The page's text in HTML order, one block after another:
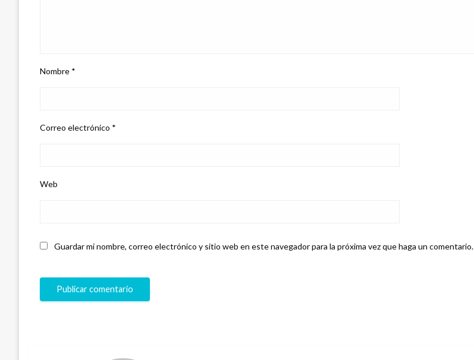
Nombre *
Correo electrónico *
Web
Guardar mi nombre, correo electrónico y sitio web en este navegador para la próxima vez que haga un comentario.